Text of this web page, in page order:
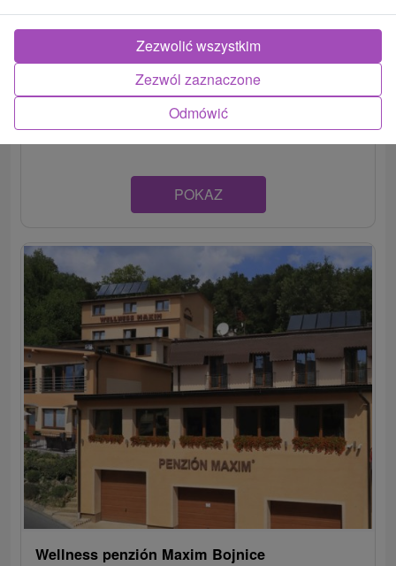
Rekreačný dom Lesana Bojnice
Rekreačný dom v tichom prostredí mesta Bojnice
disponuje dvoma komfortne zariadenými apartmánmi.
POKAZ
Wellness penzión Maxim Bojnice
Odmówić
Zezwól zaznaczone
Zezwolić wszystkim